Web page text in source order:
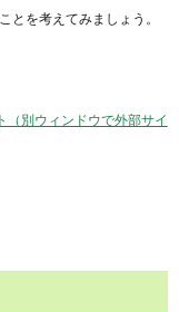
とを考えてみましょう。
（別ウィンドウで外部サイ